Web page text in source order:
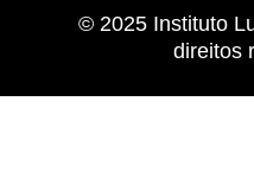
© 2025 Instituto
direitos